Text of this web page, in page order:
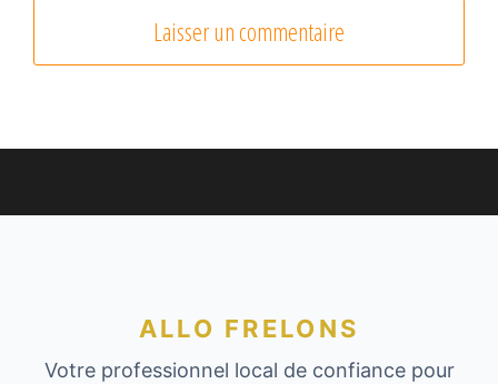
ALLO FRELONS
Votre professionnel local de confiance pour